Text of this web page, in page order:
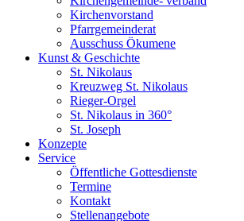
Kirchenvorstand
Pfarrgemeinderat
Ausschuss Ökumene
Kunst & Geschichte
St. Nikolaus
Kreuzweg St. Nikolaus
Rieger-Orgel
St. Nikolaus in 360°
St. Joseph
Konzepte
Service
Öffentliche Gottesdienste
Termine
Kontakt
Stellenangebote